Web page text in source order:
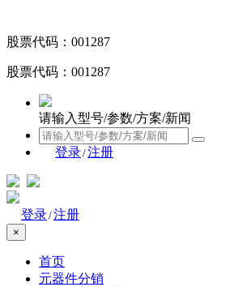
股票代码：001287
股票代码：001287
请输入型号/参数/方案/新闻
登录/注册
登录/注册
×
首页
元器件分销